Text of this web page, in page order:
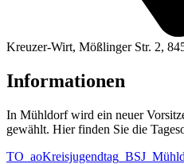
Kreu­zer-Wirt, Mößlin­ger Str. 2,
Informationen
In Mühldorf wird ein neuer
gewählt. Hier finden Sie die